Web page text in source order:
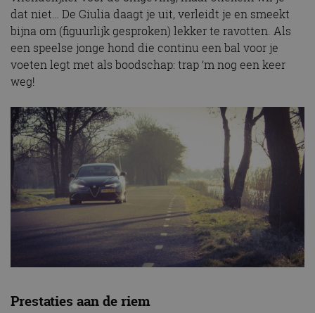
dat niet… De Giulia daagt je uit, verleidt je en smeekt
bijna om (figuurlijk gesproken) lekker te ravotten. Als
een speelse jonge hond die continu een bal voor je
voeten legt met als boodschap: trap ‘m nog een keer
weg!
Prestaties aan de riem